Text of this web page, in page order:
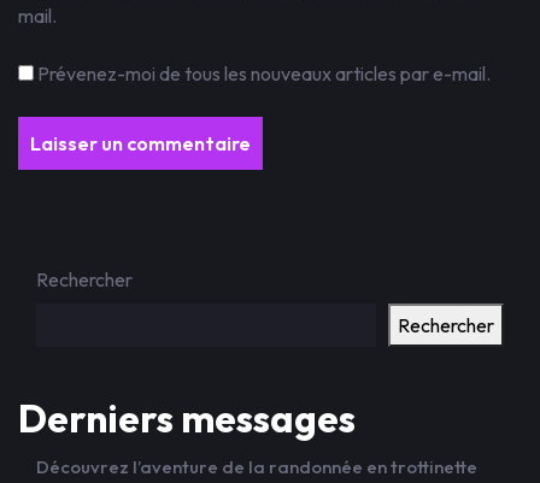
mail.
Prévenez-moi de tous les nouveaux articles par e-mail.
Rechercher
Rechercher
Derniers messages
Découvrez l’aventure de la randonnée en trottinette